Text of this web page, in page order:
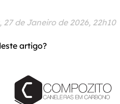
27 de Janeiro de 2026, 22h10
artigo?